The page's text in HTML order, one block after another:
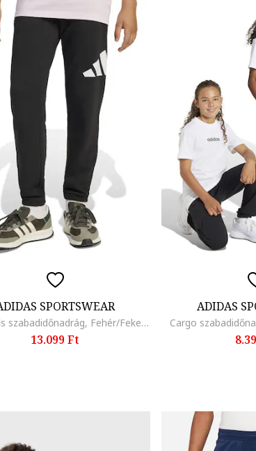
SPORTSWEAR
Essentials szabadidőnadrág, Fehér/Fekete
13.099 Ft
ADIDAS
Cargo